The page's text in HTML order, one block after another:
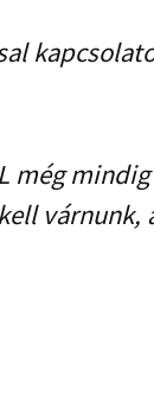
még
várnunk,